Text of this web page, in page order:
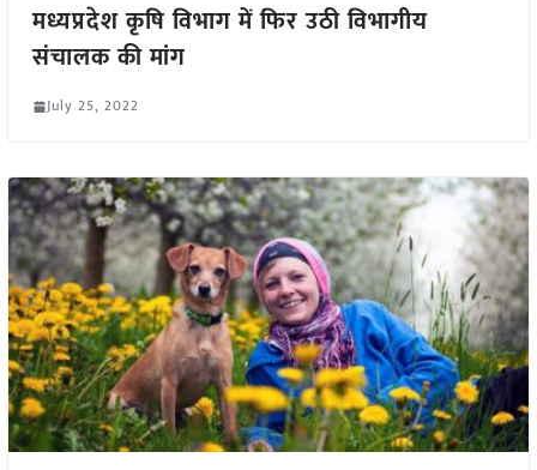
मध्यप्रदेश कृषि विभाग में फिर उठी विभागीय
संचालक की मांग
July 25, 2022